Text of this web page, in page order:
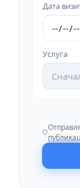
Дата
Услуга